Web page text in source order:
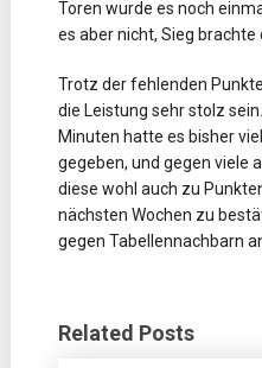
Toren wurde es noch
es aber nicht, Sieg brachte
Trotz der fehlenden
die Leistung sehr stolz
Minuten hatte es bisher
gegeben, und gegen viele
diese wohl auch zu
nächsten Wochen zu
gegen Tabellennachbarn
Related Posts